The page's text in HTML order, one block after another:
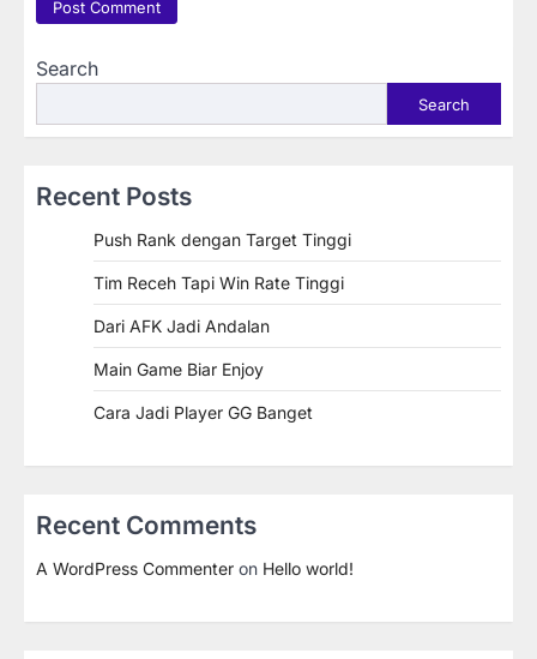
Search
Search
Recent Posts
Push Rank dengan Target Tinggi
Tim Receh Tapi Win Rate Tinggi
Dari AFK Jadi Andalan
Main Game Biar Enjoy
Cara Jadi Player GG Banget
Recent Comments
A WordPress Commenter on Hello world!